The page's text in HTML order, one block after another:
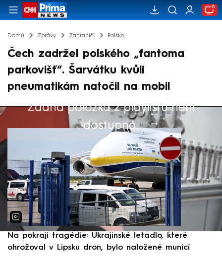
Domů Zprávy Zahraničí Polsko
Čech zadržel polského „fantoma
parkovišť“. Šarvátku kvůli
pneumatikám natočil na mobil
Žádná položka z playlistu není
dostupná.
Výběr redakce
Na pokraji tragédie: Ukrajinské letadlo, které
ohrožoval v Lipsku dron, bylo naložené municí